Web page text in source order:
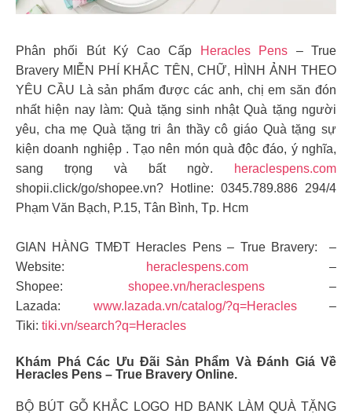
Phân phối Bút Ký Cao Cấp Heracles Pens – True
Bravery MIỄN PHÍ KHẮC TÊN, CHỮ, HÌNH ẢNH THEO
YÊU CẦU Là sản phẩm được các anh, chị em săn đón
nhất hiện nay làm: Quà tặng sinh nhật Quà tặng người
yêu, cha mẹ Quà tặng tri ân thầy cô giáo Quà tặng sự
kiện doanh nghiệp . Tạo nên món quà độc đáo, ý nghĩa,
sang trọng và bất ngờ.
heraclespens.com
shopii.click/go/shopee.vn? Hotline: 0345.789.886 294/4
Phạm Văn Bạch, P.15, Tân Bình, Tp. Hcm
GIAN HÀNG TMĐT Heracles Pens – True Bravery: –
Website:
heraclespens.com–
Shopee: shopee.vn/heraclespens–
Lazada: www.lazada.vn/catalog/?q=Heracles–
Tiki: tiki.vn/search?q=Heracles
Khám Phá Các Ưu Đãi Sản Phẩm Và Đánh Giá Về
Heracles Pens – True Bravery Online.
BỘ BÚT GỖ KHẮC LOGO HD BANK LÀM QUÀ TẶNG